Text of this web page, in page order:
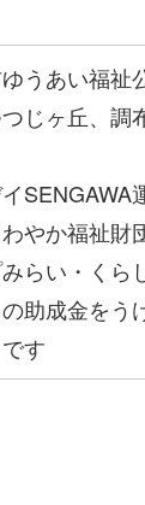
うあい福祉
じヶ丘、調
SENGAWA
やか福祉財
らい・くら
助成金をう
す